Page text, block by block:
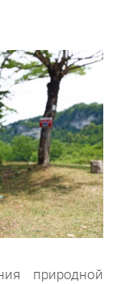
природной